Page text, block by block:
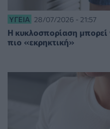
ΥΓΕΊΑ 28/07/2026 - 21:57
Η κυκλοσπορίαση μπορεί
πιο «εκρηκτική»